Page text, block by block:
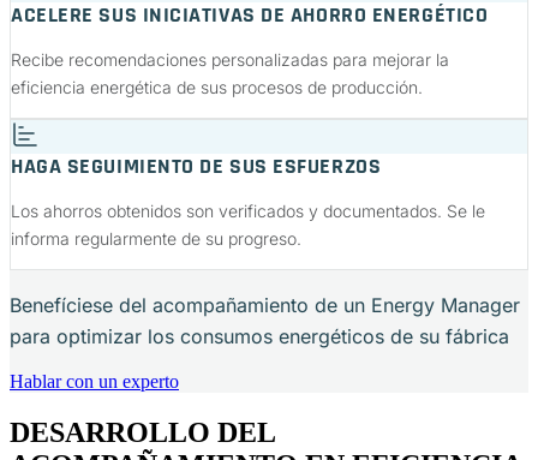
ACELERE SUS INICIATIVAS DE AHORRO ENERGÉTICO
Recibe recomendaciones personalizadas para mejorar la
eficiencia energética de sus procesos de producción.
HAGA SEGUIMIENTO DE SUS ESFUERZOS
Los ahorros obtenidos son verificados y documentados. Se le
informa regularmente de su progreso.
Benefíciese del acompañamiento de un Energy Manager
para optimizar los consumos energéticos de su fábrica
Hablar con un experto
DESARROLLO DEL